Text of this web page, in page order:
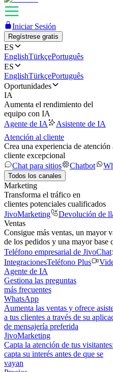
Iniciar Sesión
Regístrese gratis
ES
EnglishTürkçePortuguês
ES
EnglishTürkçePortuguês
Oportunidades
IA
Aumenta el rendimiento del
equipo con IA
Agente de IA
Asistente de IA
Atención al cliente
Crea una experiencia de atención
cliente excepcional
Chat para sitios
Chatbot
Todos los canales
Marketing
Transforma el tráfico en
clientes potenciales cualificados
JivoMarketing
Devolución de
Ventas
Consigue más ventas, un mayor
de los pedidos y una mayor base
Teléfono empresarial de JivoChat
IntegracionesTeléfono Plus
Agente de IA
Gestiona las preguntas
más frecuentes
WhatsApp
Aumenta las ventas y ofrece
a tus clientes a través de su
de mensajería preferida
JivoMarketing
Capta la atención de tus visitantes:
capta su interés antes de que se
vayan